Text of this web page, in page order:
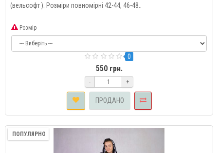
(вельсофт ). Розміри повномірні 42-44, 46-48..
Розмір
0
550 грн.
- +
ПРОДАНО
ПОПУЛЯРНО